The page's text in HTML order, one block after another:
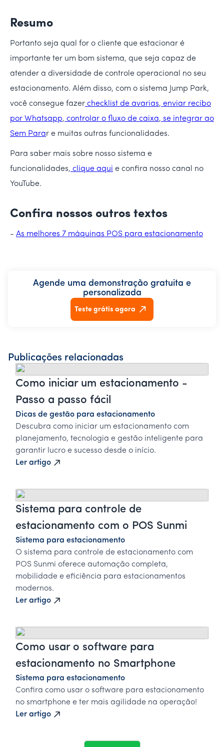
Resumo
Portanto seja qual for o cliente que estacionar é
importante ter um bom sistema, que seja capaz de
atender a diversidade de controle operacional no seu
estacionamento. Além disso, com o sistema Jump Park,
você consegue fazer checklist de avarias, enviar recibo
por Whatsapp, controlar o fluxo de caixa, se integrar ao
Sem Parar e muitas outras funcionalidades.
Para saber mais sobre nosso sistema e
funcionalidades, clique aqui e confira nosso canal no
YouTube.
Confira nossos outros textos
- As melhores 7 máquinas POS para estacionamento
Agende uma demonstração gratuita e
personalizada
Teste grátis agora
Publicações relacionadas
Como iniciar um estacionamento -
Passo a passo fácil
Dicas de gestão para estacionamento
Descubra como iniciar um estacionamento com
planejamento, tecnologia e gestão inteligente para
garantir lucro e sucesso desde o início.
Ler artigo
Sistema para controle de
estacionamento com o POS Sunmi
Sistema para estacionamento
O sistema para controle de estacionamento com
POS Sunmi oferece automação completa,
mobilidade e eficiência para estacionamentos
modernos.
Ler artigo
Como usar o software para
estacionamento no Smartphone
Sistema para estacionamento
Confira como usar o software para estacionamento
no smartphone e ter mais agilidade na operação!
Ler artigo